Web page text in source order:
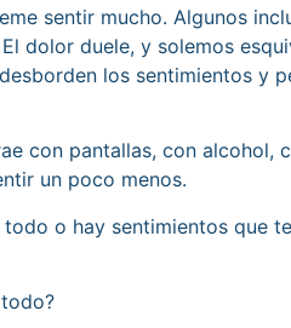
sentir mucho. Algunos
dolor duele, y solemos
los sentimientos y
con pantallas, con alcohol,
un poco menos.
o hay sentimientos que